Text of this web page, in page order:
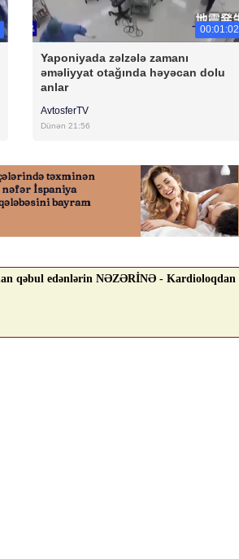
00:01:02
Yaponiyada zəlzələ zamanı
əməliyyat otağında həyəcan dolu
anlar
AvtosferTV
Dünən 21:56